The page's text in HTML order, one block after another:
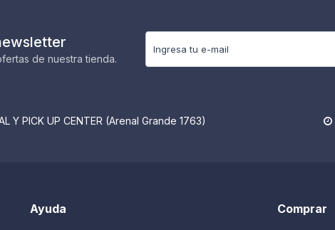
de nuestra tienda.
Y PICK UP CENTER (Arenal Grande 1763) 
Ayuda Comprar